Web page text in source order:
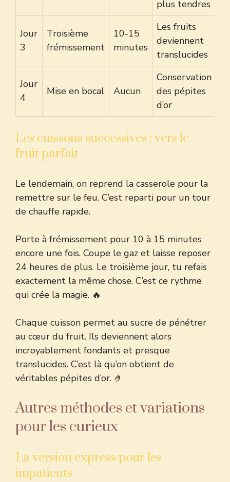
plus tendres
Jour
3
Troisième
frémissement
10-15
minutes
Les fruits
deviennent
translucides
Jour
4
Mise en bocal Aucun
Conservation
des pépites
d’or
Les cuissons successives : vers le
fruit parfait
Le lendemain, on reprend la casserole pour la
remettre sur le feu. C’est reparti pour un tour
de chauffe rapide.
Porte à frémissement pour 10 à 15 minutes
encore une fois. Coupe le gaz et laisse reposer
24 heures de plus. Le troisième jour, tu refais
exactement la même chose. C’est ce rythme
qui crée la magie. 🔥
Chaque cuisson permet au sucre de pénétrer
au cœur du fruit. Ils deviennent alors
incroyablement fondants et presque
translucides. C’est là qu’on obtient de
véritables pépites d’or. 🤌
Autres méthodes et variations
pour les curieux
La version express pour les
impatients